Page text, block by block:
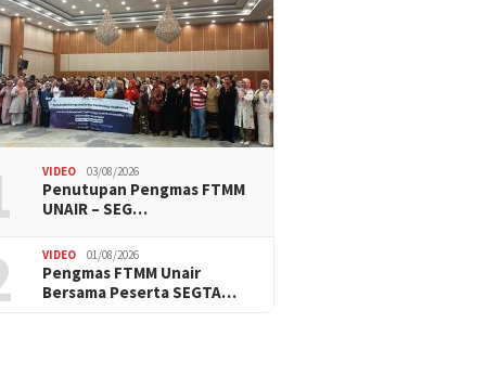
VIDEO 03/08/2026
Penutupan Pengmas FTMM
UNAIR – SEG…
VIDEO 01/08/2026
Pengmas FTMM Unair
Bersama Peserta SEGTA…